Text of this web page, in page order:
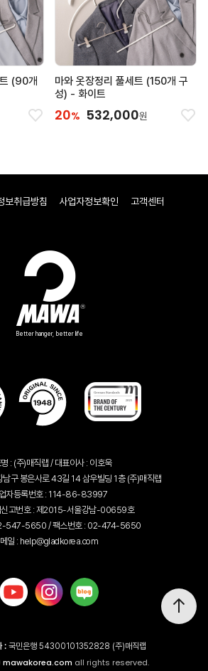
(90개
마와 옷장정리 풀세트 (150개 구
성) - 화이트
20% 532,000원
보취급방침 사업자정보확인 고객센터
Better hanger, better life
: (주)매직랩 / 대표이사 : 이호욱
남구 봉은사로 43길 14 삼우빌딩 1층 (주)매직랩
자등록번호 : 114-86-83997
신고번호 : 제2015-서울강남-00659호
547-5650 / 팩스번호 : 02-474-5650
메일 : help@gladkorea.com
:국민은행 54300101352828 (주)매직랩
mawakorea.com all rights reserved.